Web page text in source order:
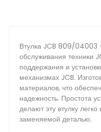
Втулка JCB 809/04003
обслуживания техники
поддержания и
механизмах JCB.
материалов, что
надежность. Простота
делают эту втулку
заменяемой деталью.